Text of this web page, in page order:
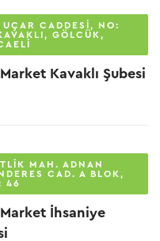
UÇAR CADDESI, NO:
GÖLCÜK,
Kavaklı Şubesi
MAH. ADNAN
CAD. A BLOK,
46
İhsaniye